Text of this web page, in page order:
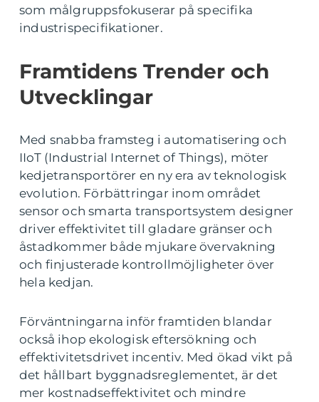
som målgruppsfokuserar på specifika
industrispecifikationer.
Framtidens Trender och
Utvecklingar
Med snabba framsteg i automatisering och
IIoT (Industrial Internet of Things), möter
kedjetransportörer en ny era av teknologisk
evolution. Förbättringar inom området
sensor och smarta transportsystem designer
driver effektivitet till gladare gränser och
åstadkommer både mjukare övervakning
och finjusterade kontrollmöjligheter över
hela kedjan.
Förväntningarna inför framtiden blandar
också ihop ekologisk eftersökning och
effektivitetsdrivet incentiv. Med ökad vikt på
det hållbart byggnadsreglementet, är det
mer kostnadseffektivitet och mindre